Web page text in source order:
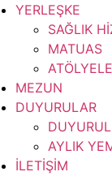
YERLEŞKE
SAĞLIK
MATUAS
MEZUN
DUYURULAR
AYLIK
İLETİŞİM